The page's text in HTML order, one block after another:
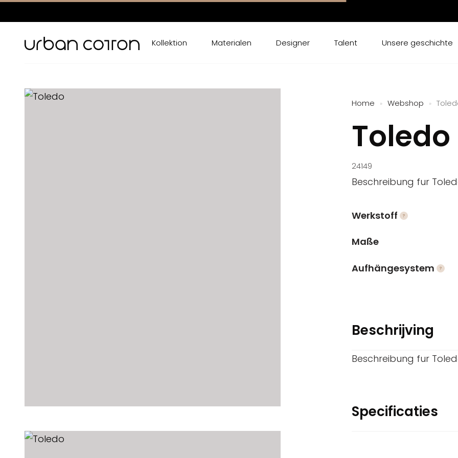
Kollektion Materialen Designer Talent Unsere geschichte
Home » Webshop »
Toledo
24149
Beschreibung fur
Werkstoff
Maße
Aufhängesystem
Beschrijving
Beschreibung fur
Specificaties